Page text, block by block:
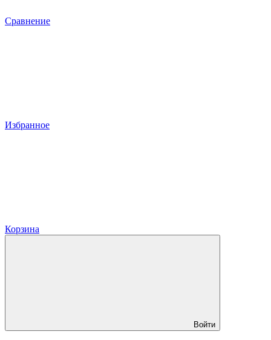
Сравнение
Избранное
Корзина
Войти